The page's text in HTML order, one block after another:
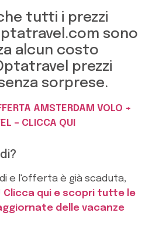
tutti i prezzi
sono
alcun costo
prezzi
sorprese.
AMSTERDAM VOLO +
– CLICCA QUI
e l'offerta è già scaduta,
Clicca qui e scopri tutte le
delle vacanze